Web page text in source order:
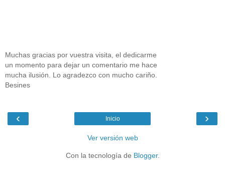
Muchas gracias por vuestra visita, el dedicarme
un momento para dejar un comentario me hace
mucha ilusión. Lo agradezco con mucho cariño.
Besines
‹ ›
Inicio
Ver versión web
Con la tecnología de Blogger.